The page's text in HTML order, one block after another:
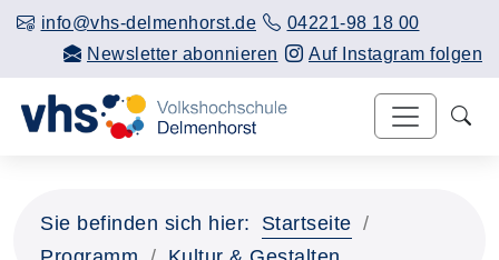
info@vhs-delmenhorst.de
04221-98 18 00
Newsletter abonnieren
Auf Instagram folgen
Sie befinden sich hier:
Startseite